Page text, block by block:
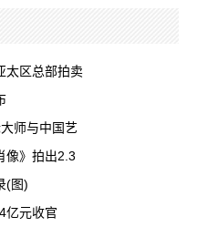
太区总部拍卖
师与中国艺
像》拍出2.3
(图)
亿元收官